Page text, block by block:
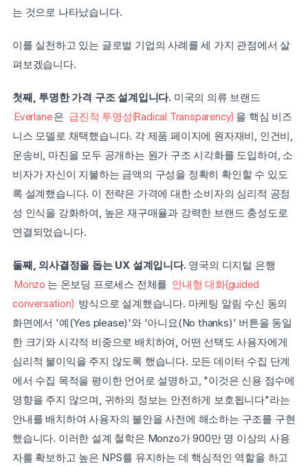
는 것으로 나타났습니다.
이를 실천하고 있는 글로벌 기업의 사례를 세 가지 관점에서 살
펴보겠습니다.
첫째, 투명한 가격 구조 설계입니다.
Everlane은 급진적 투명성(Radical Transparency) 을 핵심 비즈
니스 모델로 채택했습니다. 각 제품 페이지에 원자재비, 인건비,
운송비, 마진을 모두 공개하는 원가 구조 시각화를 도입하여, 소
비자가 자신이 지불하는 금액의 구성을 정확히 확인할 수 있도
록 설계했습니다. 이 전략은 가격에 대한 소비자의 심리적 공정
성 인식을 강화하여, 높은 재구매율과 강력한 브랜드 충성도로
연결되었습니다.
둘째, 의사결정을 돕는 UX 설계입니다.
Monzo 는 온보딩 프로세스 전체를 안내형 대화(guided
conversation) 방식으로 설계했습니다. 마케팅 알림 수신 동의
화면에서 '예(Yes please)'와 '아니요(No thanks)' 버튼을 동일
한 크기와 시각적 비중으로 배치하여, 어떤 선택도 사용자에게
심리적 불이익을 주지 않도록 했습니다. 모든 데이터 수집 단계
에서 수집 목적을 평이한 언어로 설명하고, "이것은 신용 점수에
영향을 주지 않으며, 귀하의 정보는 안전하게 보호됩니다"라는
안내를 배치하여 사용자의 불안을 사전에 해소하는 구조를 구현
했습니다. 이러한 설계 철학은 Monzo가 900만 명 이상의 사용
자를 확보하고 높은 NPS를 유지하는 데 핵심적인 역할을 하고